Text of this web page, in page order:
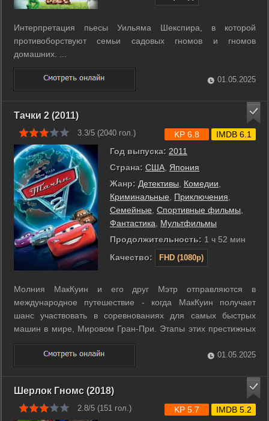
Интерпретация пьесы Уильяма Шекспира, в которой
противоборствуют семьи садовых гномов и гномов
домашних. ...
01.05.2025
Тачки 2 (2011)
3.3/5 (2040 гол.)
Год выпуска: 2011
Страна: США Япония
Жанр: Детективы Комедии
Криминальные
Приключения
Семейные Спортивные фильмы
Фантастика
Мультфильмы
Продолжительность: 1 ч 52 мин
Качество:
FHD (1080p)
KP 6.8 IMDB 6.1
Молния МакКуин и его друг Мэтр отправляются в
международное путешествие - когда МакКуин получает
шанс участвовать в соревнованиях для самых быстрых
машин в мире, Мировом Гран-При. Этапы этих престижных
гонок заведут друзей в Токио, на набережные Парижа, на
побережье Италии, и на улицы туманного Лондона. ...01.05.2025
Шерлок Гномс (2018)
2.8/5 (151 гол.) KP 5.7 IMDB 5.2